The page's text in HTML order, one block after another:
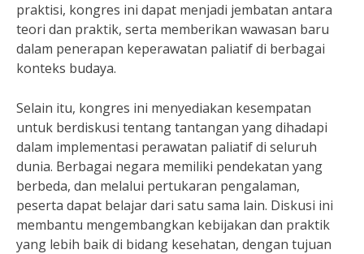
praktisi, kongres ini dapat menjadi jembatan antara
teori dan praktik, serta memberikan wawasan baru
dalam penerapan keperawatan paliatif di berbagai
konteks budaya.
Selain itu, kongres ini menyediakan kesempatan
untuk berdiskusi tentang tantangan yang dihadapi
dalam implementasi perawatan paliatif di seluruh
dunia. Berbagai negara memiliki pendekatan yang
berbeda, dan melalui pertukaran pengalaman,
peserta dapat belajar dari satu sama lain. Diskusi ini
membantu mengembangkan kebijakan dan praktik
yang lebih baik di bidang kesehatan, dengan tujuan